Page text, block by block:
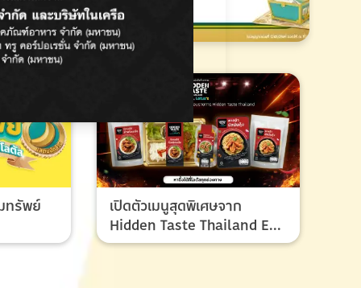
ทรัพย์
เปิดตัวเมนูสุดพิเศษจาก
Hidden Taste Thailand EP
8 เมนูของผู้ชนะและรองชนะ